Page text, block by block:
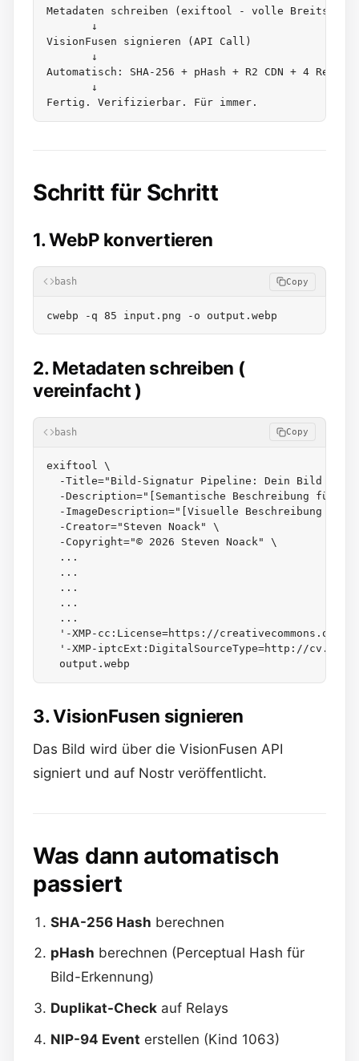
Metadaten schreiben (exiftool - volle Breitseite
       ↓
VisionFusen signieren (API Call)
       ↓
Automatisch: SHA-256 + pHash + R2 CDN + 4
       ↓
Schritt für Schritt
1. WebP konvertieren
bash Copy
2. Metadaten schreiben (
vereinfacht )
bash Copy
exiftool \
-Title="Bild-Signatur Pipeline: Dein Bild
-Description="[Semantische Beschreibung für
-ImageDescription="[Visuelle Beschreibung für
  -Creator="Steven Noack" \
  -Copyright="© 2026 Steven Noack" \
  ...
  ...
  ...
  ...
  ...
'-XMP-cc:License=https://creativecommons.org/
'-XMP-iptcExt:DigitalSourceType=http://
3. VisionFusen signieren
Das Bild wird über die VisionFusen API
signiert und auf Nostr veröffentlicht.
Was dann automatisch
passiert
SHA-256 Hash berechnen
pHash berechnen (Perceptual Hash für
Bild-Erkennung)
Duplikat-Check auf Relays
NIP-94 Event erstellen (Kind 1063)